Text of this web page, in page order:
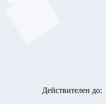
Действителен до: